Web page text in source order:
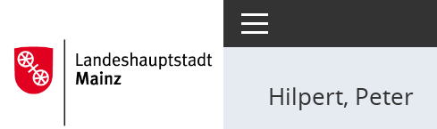
Toggle navigation
Hilpert, Peter